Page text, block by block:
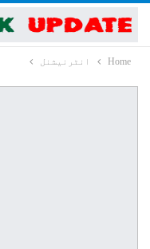
Home انٹرنیشنل